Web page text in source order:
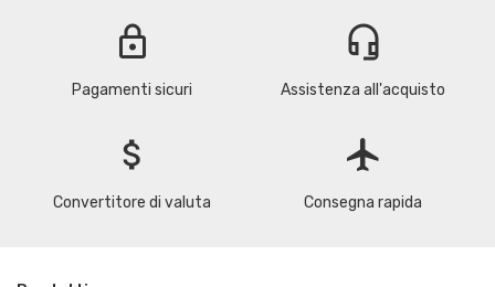
lock
Pagamenti sicuri
headset_mic
Assistenza all'acquisto
attach_money
Convertitore di valuta
flight
Consegna rapida